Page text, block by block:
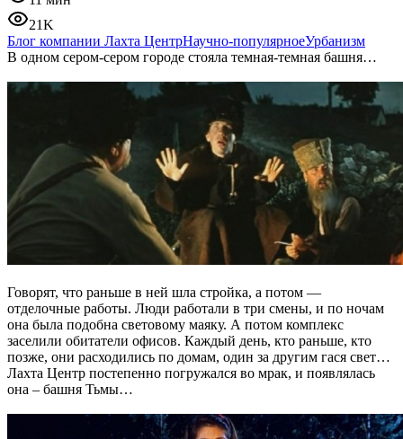
21K
Блог компании Лахта ЦентрНаучно-популярноеУрбанизм
В одном сером-сером городе стояла темная-темная башня…
Говорят, что раньше в ней шла стройка, а потом —
отделочные работы. Люди работали в три смены, и по ночам
она была подобна световому маяку. А потом комплекс
заселили обитатели офисов. Каждый день, кто раньше, кто
позже, они расходились по домам, один за другим гася свет…
Лахта Центр постепенно погружался во мрак, и появлялась
она – башня Тьмы…